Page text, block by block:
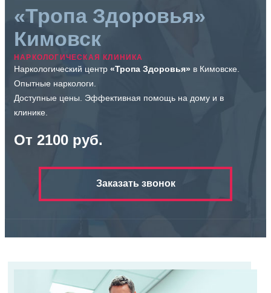
«Тропа Здоровья»
Кимовск
НАРКОЛОГИЧЕСКАЯ КЛИНИКА
Наркологический центр «Тропа Здоровья» в Кимовске.
Опытные наркологи.
Доступные цены. Эффективная помощь на дому и в
клинике.
От 2100 руб.
Заказать звонок